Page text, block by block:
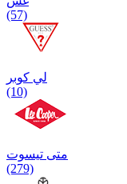
(57)
لي كوبر
(10)
متی تیسوت
(279)